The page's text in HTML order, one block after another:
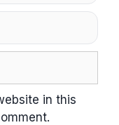
in this